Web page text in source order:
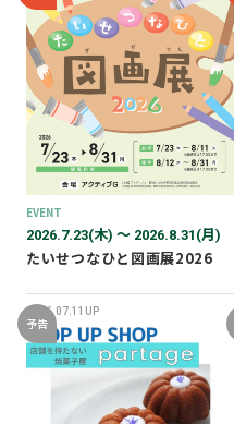
EVENT
2026.7.23(木) 〜 2026.8.31(月)
たいせつなひと図画展2026
2026.07.11UP
予告